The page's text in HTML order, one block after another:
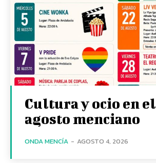
Cultura y ocio en el
agosto menciano
ONDA MENCÍA - AGOSTO 4, 2026